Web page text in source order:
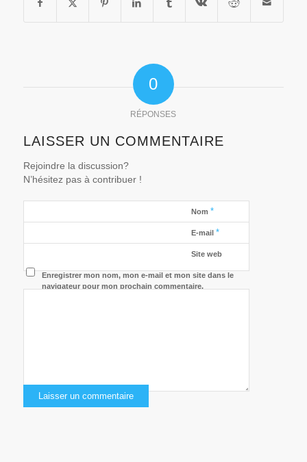
0
RÉPONSES
LAISSER UN COMMENTAIRE
Rejoindre la discussion?
N’hésitez pas à contribuer !
Nom *
E-mail *
Site web
Enregistrer mon nom, mon e-mail et mon site dans le
navigateur pour mon prochain commentaire.